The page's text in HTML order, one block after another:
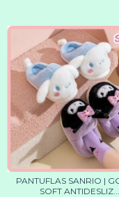
PANTUFLAS SANRIO |
SOFT ANTIDESLIZ...